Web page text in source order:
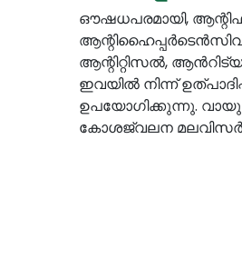
ഔഷധപരമായി,
ആന്റിറ്റിസൽ,
ഇവയിൽ നിന്ന്
ഉപയോഗിക്കുന്നു.
കോശജ്വലന